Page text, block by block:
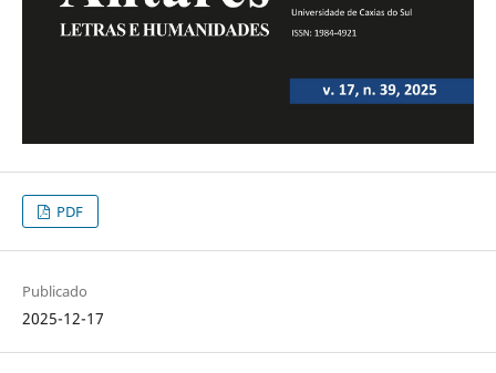
PDF
Publicado
2025-12-17